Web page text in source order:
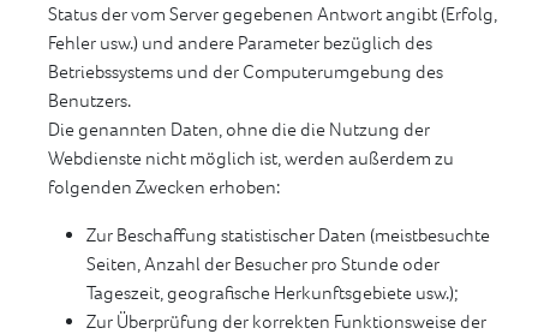
Status der vom Server gegebenen Antwort angibt (Erfolg,
Fehler usw.) und andere Parameter bezüglich des
Betriebssystems und der Computerumgebung des
Benutzers.
Die genannten Daten, ohne die die Nutzung der
Webdienste nicht möglich ist, werden außerdem zu
folgenden Zwecken erhoben:
Zur Beschaffung statistischer Daten (meistbesuchte
Seiten, Anzahl der Besucher pro Stunde oder
Tageszeit, geografische Herkunftsgebiete usw.);
Zur Überprüfung der korrekten Funktionsweise der